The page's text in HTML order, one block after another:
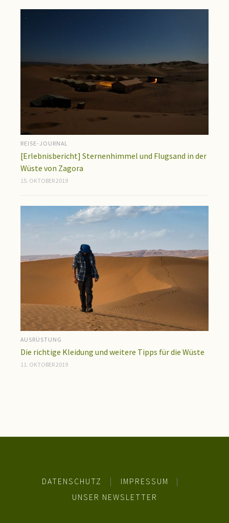
REISE-JOURNAL
[Erlebnisbericht] Sternenhimmel und Flugsand in der
Wüste von Zagora
15. OKTOBER 2019
AUSRÜSTUNG
Die richtige Kleidung und weitere Tipps für die Wüste
11. OKTOBER 2019
DATENSCHUTZ | IMPRESSUM
|
UNSER NEWSLETTER